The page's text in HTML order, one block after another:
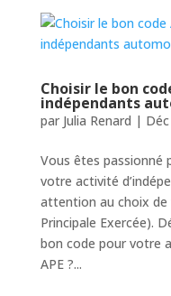
Choisir le bon
indépendants
par Julia Renard |
Vous êtes passionné
votre activité
attention au choix de
Principale Exercée).
bon code pour votre
APE ?...